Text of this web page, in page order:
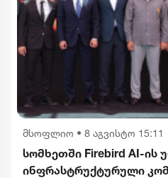
მსოფლიო • 8 აგვისტო 15:11
სომხეთში Firebird AI-ის
ინფრასტრუქტურული